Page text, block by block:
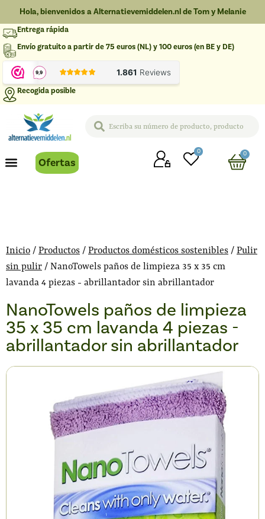
Hola, bienvenidos a Alternatievemiddelen.nl de Tom y Melanie
Entrega rápida
Envío gratuito a partir de 75 euros (NL) y 100 euros (en BE y DE)
Recogida posible
Ofertas
0 0
Inicio / Productos / Productos domésticos sostenibles / Pulir
sin pulir / NanoTowels paños de limpieza 35 x 35 cm
lavanda 4 piezas - abrillantador sin abrillantador
NanoTowels paños de limpieza
35 x 35 cm lavanda 4 piezas -
abrillantador sin abrillantador